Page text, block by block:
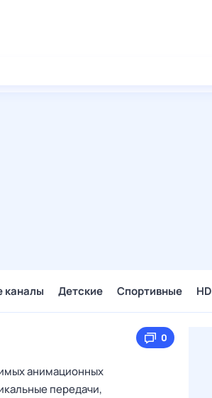
каналы Детские Спортивные HD
0
анимационных
передачи,